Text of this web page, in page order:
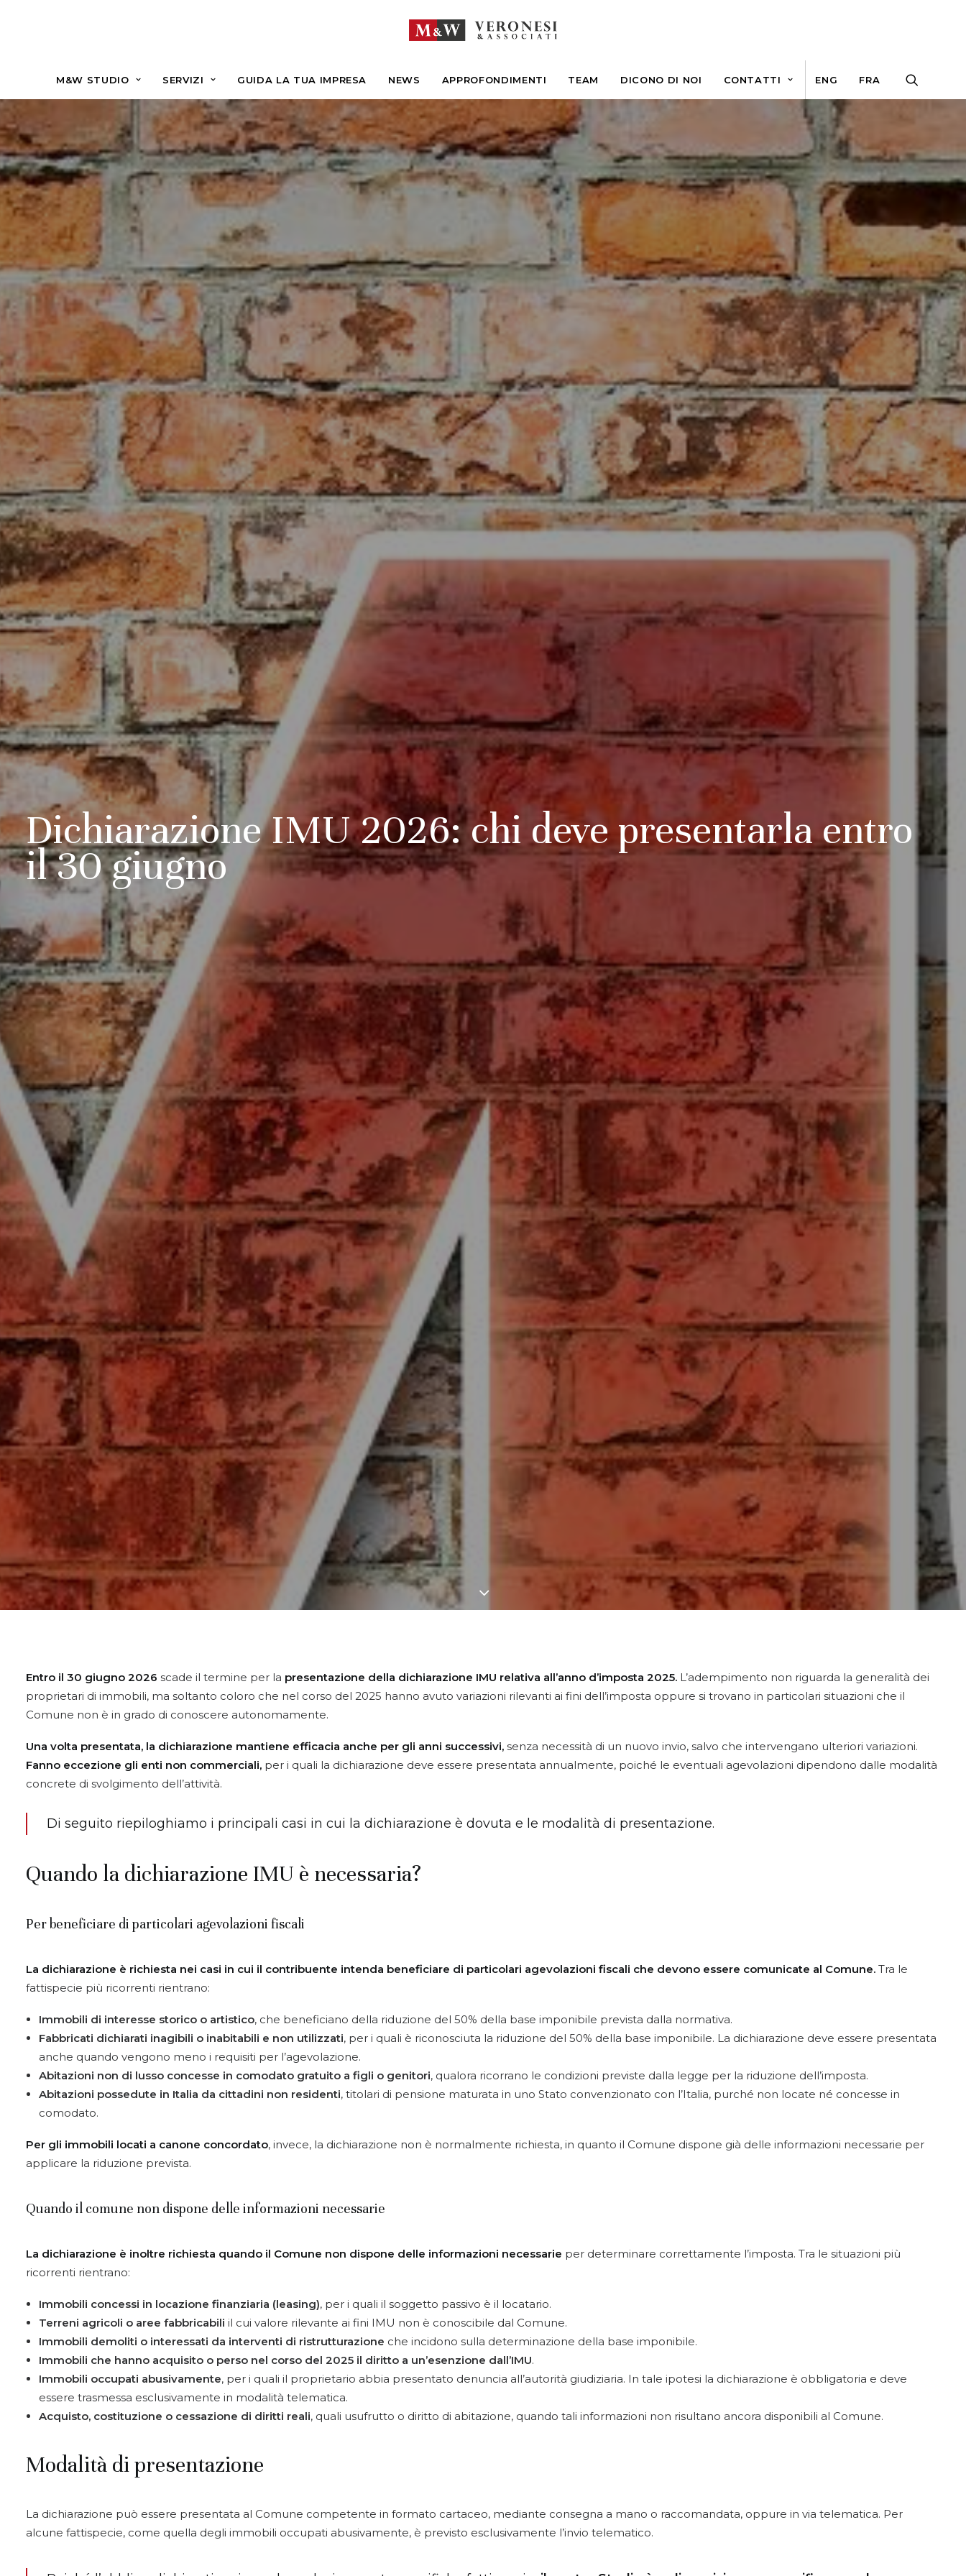
M&W STUDIO SERVIZI GUIDA LA TUA IMPRESA NEWS APPROFONDIMENTI TEAM DICONO DI NOI CONTATTI ENG FRA
Dichiarazione IMU 2026: chi deve presentarla entro
il 30 giugno
Entro il 30 giugno 2026 scade il termine per la presentazione della dichiarazione IMU relativa all’anno d’imposta 2025. L’adempimento non riguarda la generalità dei
proprietari di immobili, ma soltanto coloro che nel corso del 2025 hanno avuto variazioni rilevanti ai fini dell’imposta oppure si trovano in particolari situazioni che il
Comune non è in grado di conoscere autonomamente.
Una volta presentata, la dichiarazione mantiene efficacia anche per gli anni successivi, senza necessità di un nuovo invio, salvo che intervengano ulteriori variazioni.
Fanno eccezione gli enti non commerciali, per i quali la dichiarazione deve essere presentata annualmente, poiché le eventuali agevolazioni dipendono dalle modalità
concrete di svolgimento dell’attività.
Di seguito riepiloghiamo i principali casi in cui la dichiarazione è dovuta e le modalità di presentazione.
Quando la dichiarazione IMU è necessaria?
Per beneficiare di particolari agevolazioni fiscali
La dichiarazione è richiesta nei casi in cui il contribuente intenda beneficiare di particolari agevolazioni fiscali che devono essere comunicate al Comune. Tra le
fattispecie più ricorrenti rientrano:
Immobili di interesse storico o artistico, che beneficiano della riduzione del 50% della base imponibile prevista dalla normativa.
Fabbricati dichiarati inagibili o inabitabili e non utilizzati, per i quali è riconosciuta la riduzione del 50% della base imponibile. La dichiarazione deve essere presentata
anche quando vengono meno i requisiti per l’agevolazione.
Abitazioni non di lusso concesse in comodato gratuito a figli o genitori, qualora ricorrano le condizioni previste dalla legge per la riduzione dell’imposta.
Abitazioni possedute in Italia da cittadini non residenti, titolari di pensione maturata in uno Stato convenzionato con l’Italia, purché non locate né concesse in
comodato.
Per gli immobili locati a canone concordato, invece, la dichiarazione non è normalmente richiesta, in quanto il Comune dispone già delle informazioni necessarie per
applicare la riduzione prevista.
Quando il comune non dispone delle informazioni necessarie
La dichiarazione è inoltre richiesta quando il Comune non dispone delle informazioni necessarie per determinare correttamente l’imposta. Tra le situazioni più
ricorrenti rientrano:
Immobili concessi in locazione finanziaria (leasing), per i quali il soggetto passivo è il locatario.
Terreni agricoli o aree fabbricabili il cui valore rilevante ai fini IMU non è conoscibile dal Comune.
Immobili demoliti o interessati da interventi di ristrutturazione che incidono sulla determinazione della base imponibile.
Immobili che hanno acquisito o perso nel corso del 2025 il diritto a un’esenzione dall’IMU.
Immobili occupati abusivamente, per i quali il proprietario abbia presentato denuncia all’autorità giudiziaria. In tale ipotesi la dichiarazione è obbligatoria e deve
essere trasmessa esclusivamente in modalità telematica.
Acquisto, costituzione o cessazione di diritti reali, quali usufrutto o diritto di abitazione, quando tali informazioni non risultano ancora disponibili al Comune.
Modalità di presentazione
La dichiarazione può essere presentata al Comune competente in formato cartaceo, mediante consegna a mano o raccomandata, oppure in via telematica. Per
alcune fattispecie, come quella degli immobili occupati abusivamente, è previsto esclusivamente l’invio telematico.